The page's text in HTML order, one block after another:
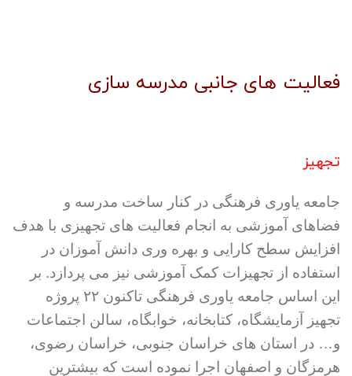
فعالیت های جانبی مدرسه سازی
تجهیز
جامعه یاوری فرهنگی در کنار ساخت مدرسه و
فضاهای آموزشی به انجام فعالیت های تجهیزی با هدف
افزایش سطح کارایی و بهره وری دانش آموزان در
استفاده از تجهیزات کمک آموزشی نیز می پردازد. بر
این اساس جامعه یاوری فرهنگی تاکنون ۲۲ پروژه
تجهیز آزمایشگاه، کتابخانه، خوابگاه، سالن اجتماعات
و… در استان های خراسان جنوبی، خراسان رضوی،
هرمزگان و اصفهان اجرا نموده است که بیشترین